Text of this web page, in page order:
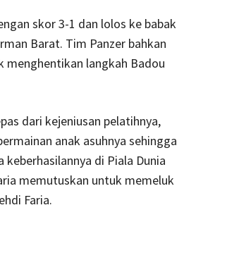
skor 3-1 dan lolos ke babak
Barat. Tim Panzer bahkan
langkah Badou
dari kejeniusan pelatihnya,
anak asuhnya sehingga
di Piala Dunia
memutuskan untuk memeluk
Faria.